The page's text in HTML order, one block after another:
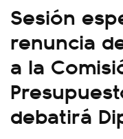
Sesión
renuncia
a la
debatirá